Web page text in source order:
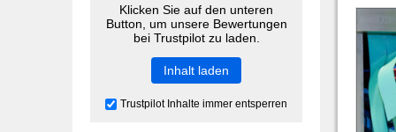
Klicken Sie auf den unteren
Button, um unsere Bewertungen
bei Trustpilot zu laden.
Inhalt laden
Trustpilot Inhalte immer entsperren